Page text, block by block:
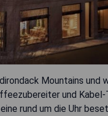
Mountains und
und Kabel-
rund um die Uhr